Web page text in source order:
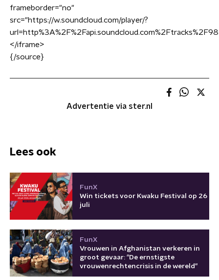
frameborder="no"
src="https://w.soundcloud.com/player/?
</iframe>
{/source}
Advertentie via ster.nl
Lees ook
FunX
Win tickets voor Kwaku Festival op 26
juli
FunX
Vrouwen in Afghanistan verkeren in
groot gevaar: "De ernstigste
vrouwenrechtencrisis in de wereld"